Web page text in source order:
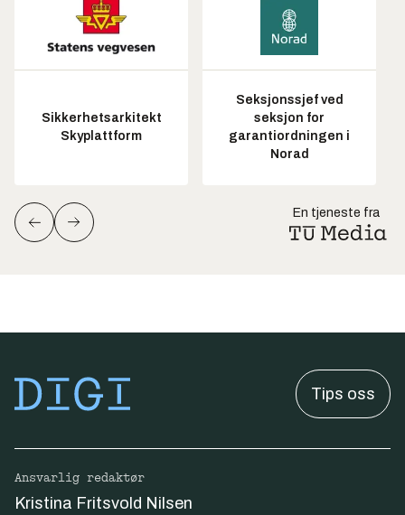
Sikkerhetsarkitekt
Skyplattform
Seksjonssjef ved
seksjon for
garantiordningen i
Norad
En tjeneste fra
Tips oss
Ansvarlig redaktør
Kristina Fritsvold Nilsen